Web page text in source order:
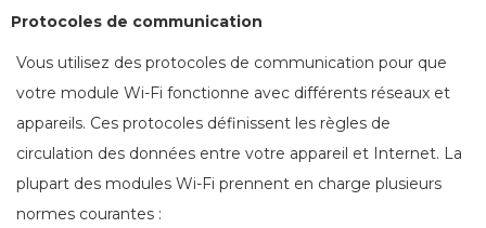
Protocoles de communication
Vous utilisez des protocoles de communication pour que
votre module Wi-Fi fonctionne avec différents réseaux et
appareils. Ces protocoles définissent les règles de
circulation des données entre votre appareil et Internet. La
plupart des modules Wi-Fi prennent en charge plusieurs
normes courantes :